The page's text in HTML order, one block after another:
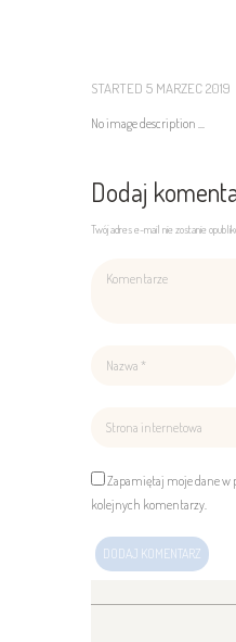
STARTED 5 MARZEC 2019
No image description ...
Dodaj
Twój adres e-mail nie zostanie
Zapamiętaj moje dane w
kolejnych komentarzy.